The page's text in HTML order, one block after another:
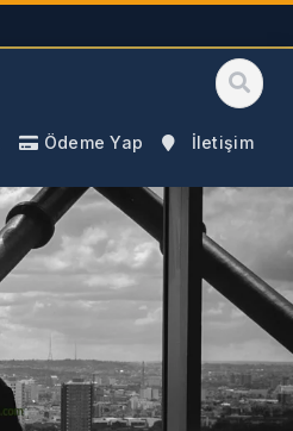
Ödeme Yap İletişim